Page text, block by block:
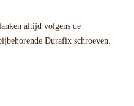
altijd volgens de
Durafix schroeven.